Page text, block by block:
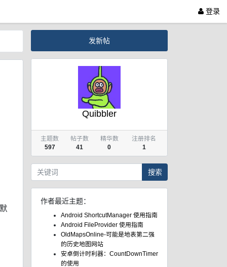
登录
发新帖
Quibbler
主题数
597
帖子数
41
精华数
0
注册排名
1
搜索
作者最近主题：
Android ShortcutManager 使用指南
Android FileProvider 使用指南
OldMapsOnline-可能是地表第二强
的历史地图网站
安卓倒计时利器：CountDownTimer
的使用